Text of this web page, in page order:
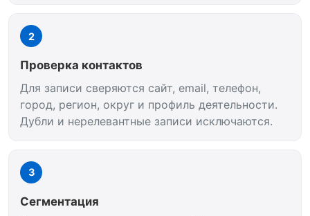
2
Проверка контактов
Для записи сверяются сайт, email, телефон,
город, регион, округ и профиль деятельности.
Дубли и нерелевантные записи исключаются.
3
Сегментация